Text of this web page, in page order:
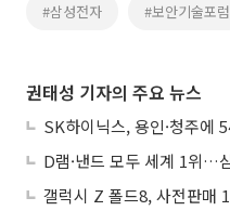
#삼성전자 #보안기술포럼
권태성 기자의 주요 뉴스